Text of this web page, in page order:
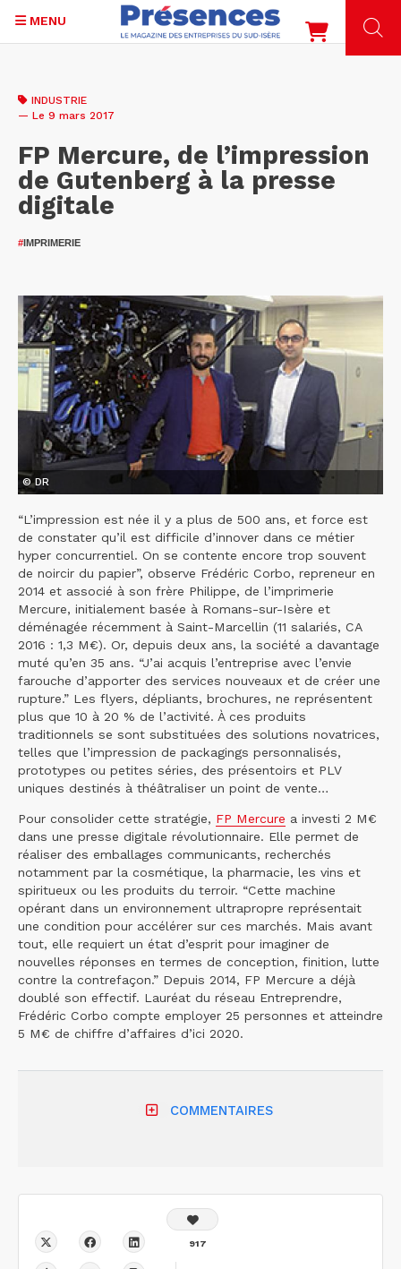
contenu
MENU
INDUSTRIE
— Le 9 mars 2017
FP Mercure, de l’impression
de Gutenberg à la presse
digitale
#IMPRIMERIE
© DR
“L’impression est née il y a plus de 500 ans, et force est
de constater qu’il est difficile d’innover dans ce métier
hyper concurrentiel. On se contente encore trop souvent
de noircir du papier”, observe Frédéric Corbo, repreneur en
2014 et associé à son frère Philippe, de l’imprimerie
Mercure, initialement basée à Romans-sur-Isère et
déménagée récemment à Saint-Marcellin (11 salariés, CA
2016 : 1,3 M€). Or, depuis deux ans, la société a davantage
muté qu’en 35 ans. “J’ai acquis l’entreprise avec l’envie
farouche d’apporter des services nouveaux et de créer une
rupture.” Les flyers, dépliants, brochures, ne représentent
plus que 10 à 20 % de l’activité. À ces produits
traditionnels se sont substituées des solutions novatrices,
telles que l’impression de packagings personnalisés,
prototypes ou petites séries, des présentoirs et PLV
uniques destinés à théâtraliser un point de vente…
Pour consolider cette stratégie, FP Mercure a investi 2 M€
dans une presse digitale révolutionnaire. Elle permet de
réaliser des emballages communicants, recherchés
notamment par la cosmétique, la pharmacie, les vins et
spiritueux ou les produits du terroir. “Cette machine
opérant dans un environnement ultrapropre représentait
une condition pour accélérer sur ces marchés. Mais avant
tout, elle requiert un état d’esprit pour imaginer de
nouvelles réponses en termes de conception, finition, lutte
contre la contrefaçon.” Depuis 2014, FP Mercure a déjà
doublé son effectif. Lauréat du réseau Entreprendre,
Frédéric Corbo compte employer 25 personnes et atteindre
5 M€ de chiffre d’affaires d’ici 2020.
COMMENTAIRES
917